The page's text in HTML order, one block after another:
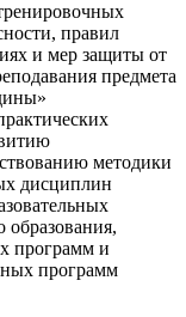
правил
и мер защиты от
предмета
методики
дисциплин
образования,
программ и
программ